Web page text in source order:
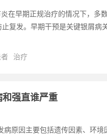
在早期正规治疗的情况下，多
复发。早期干预是关键银屑病
治疗
强直谁严重
原因主要包括遗传因素、环境